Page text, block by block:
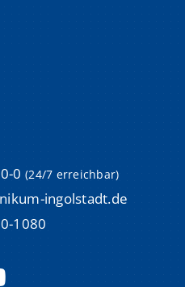
0 (24/7 erreichbar)
ingolstadt.de
1080